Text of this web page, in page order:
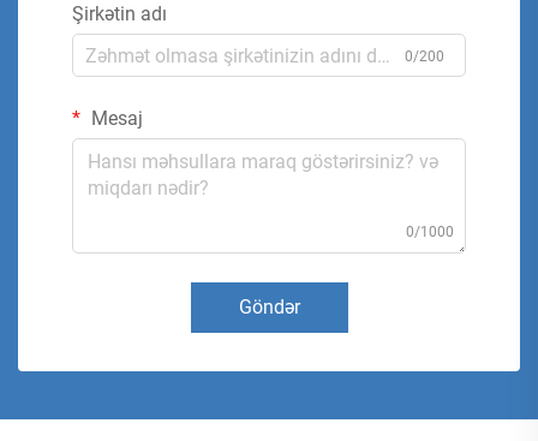
Şirkətin adı
0/200
Mesaj
0/1000
Göndər